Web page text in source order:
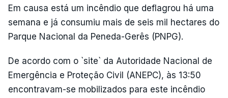
Em causa está um incêndio que deflagrou há uma
semana e já consumiu mais de seis mil hectares do
Parque Nacional da Peneda-Gerês (PNPG).
De acordo com o `site` da Autoridade Nacional de
Emergência e Proteção Civil (ANEPC), às 13:50
encontravam-se mobilizados para este incêndio